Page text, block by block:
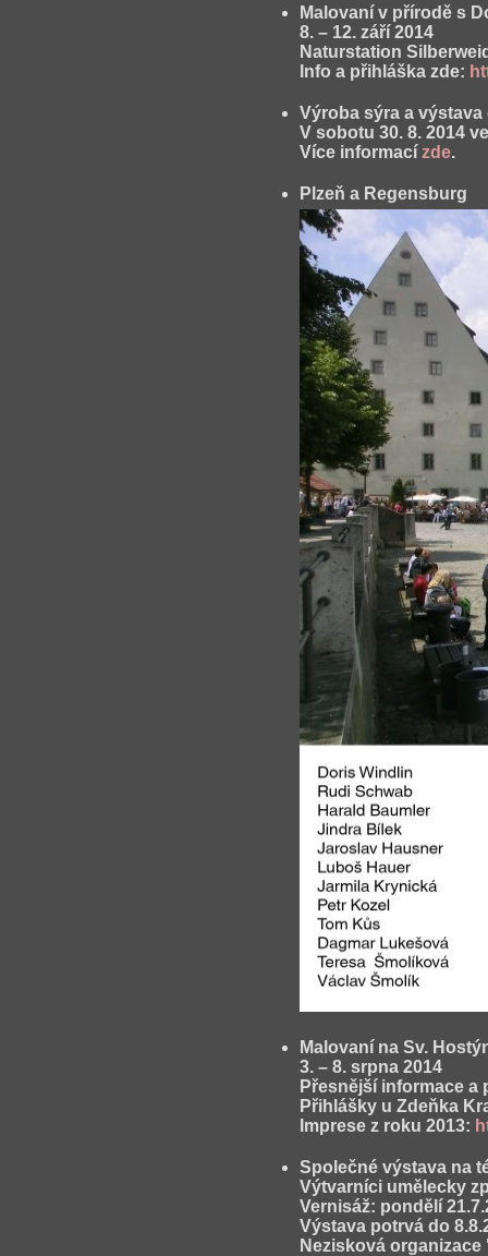
Malovaní v přírodě s
8. – 12. září 2014
Naturstation
Info a přihláška zde:
Výroba sýra a
V sobotu 30. 8. 2014
Více informací zde.
Plzeň a Regensburg
Malovaní na Sv.
3. – 8. srpna 2014
Přesnější informace a
Přihlášky u Zdeňka
Imprese z roku 2013:
Společné výstava na
Výtvarníci umělecky
Vernisáž: pondělí
Výstava potrvá do
Nezisková